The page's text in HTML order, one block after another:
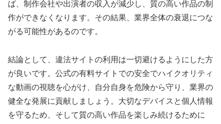
ば、制作会社や出演者の収入が減少し、質の高い作品の制
作ができなくなります。その結果、業界全体の衰退につな
がる可能性があるのです。
結論として、違法サイトの利用は一切避けるようにした方
が良いです。公式の有料サイトでの安全でハイクオリティ
な動画の視聴を心がけ、自分自身を危険から守り、業界の
健全な発展に貢献しましょう。大切なデバイスと個人情報
を守るため、そして質の高い作品を楽しみ続けるために